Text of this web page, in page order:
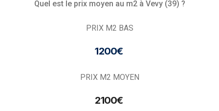
Quel est le prix moyen au m2 à Vevy (39) ?
PRIX M2 BAS
1 200€ ​
PRIX M2 MOYEN
2 100€ ​